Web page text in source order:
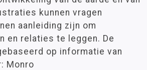
kunnen vragen
aanleiding zijn om
en relaties te leggen. De
op informatie van
Monro